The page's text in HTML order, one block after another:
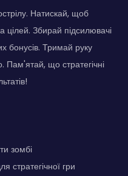
Натискай, щоб
цілей. Збирай підсилювачі
бонусів. Тримай руку
Пам'ятай, що стратегічні
зомбі
стратегічної гри